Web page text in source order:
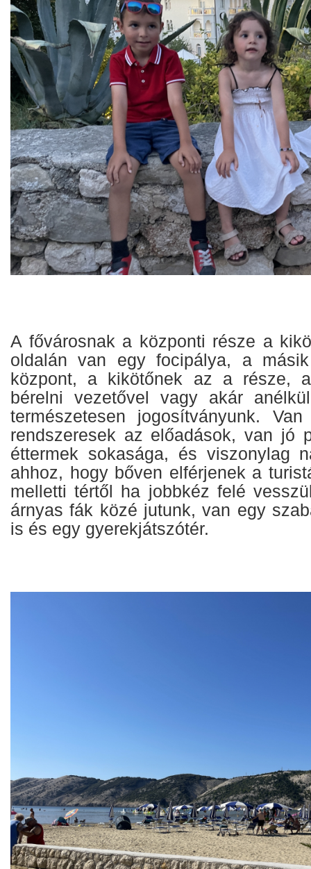
A fővárosnak a központi része a
oldalán van egy focipálya, a
központ, a kikötőnek az a része,
bérelni vezetővel vagy akár
természetesen jogosítványunk.
rendszeresek az előadások, van jó
éttermek sokasága, és viszonylag
ahhoz, hogy bőven elférjenek a
melletti tértől ha jobbkéz felé
árnyas fák közé jutunk, van egy
is és egy gyerekjátszótér.